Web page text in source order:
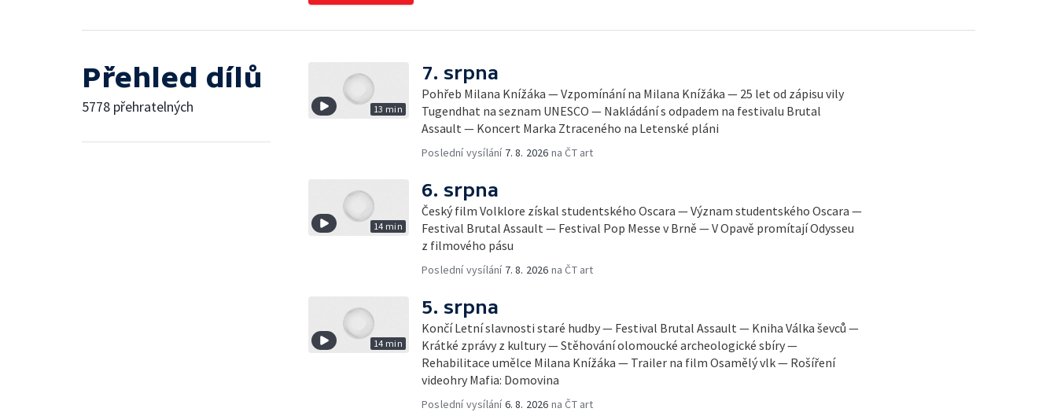
Přehled dílů
5778 přehratelných 13 min
7. srpna
Pohřeb Milana Knížáka — Vzpomínání na Milana Knížáka — 25 let od zápisu vily
Tugendhat na seznam UNESCO — Nakládání s odpadem na festivalu Brutal
Assault — Koncert Marka Ztraceného na Letenské pláni
Poslední vysílání 7. 8. 2026 na ČT art
14 min
6. srpna
Český film Volklore získal studentského Oscara — Význam studentského Oscara —
Festival Brutal Assault — Festival Pop Messe v Brně — V Opavě promítají Odysseu
z filmového pásu
Poslední vysílání 7. 8. 2026 na ČT art
14 min
5. srpna
Končí Letní slavnosti staré hudby — Festival Brutal Assault — Kniha Válka ševců —
Krátké zprávy z kultury — Stěhování olomoucké archeologické sbíry —
Rehabilitace umělce Milana Knížáka — Trailer na film Osamělý vlk — Rošíření
videohry Mafia: Domovina
Poslední vysílání6. 8. 2026 na ČT art